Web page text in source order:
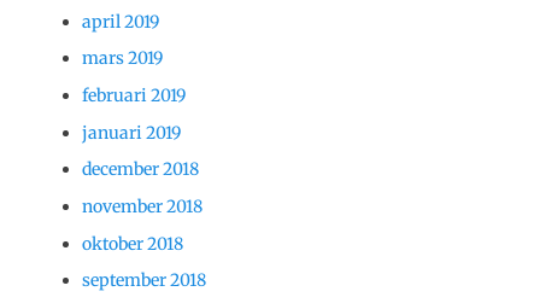
april 2019
mars 2019
februari 2019
januari 2019
december 2018
november 2018
oktober 2018
september 2018